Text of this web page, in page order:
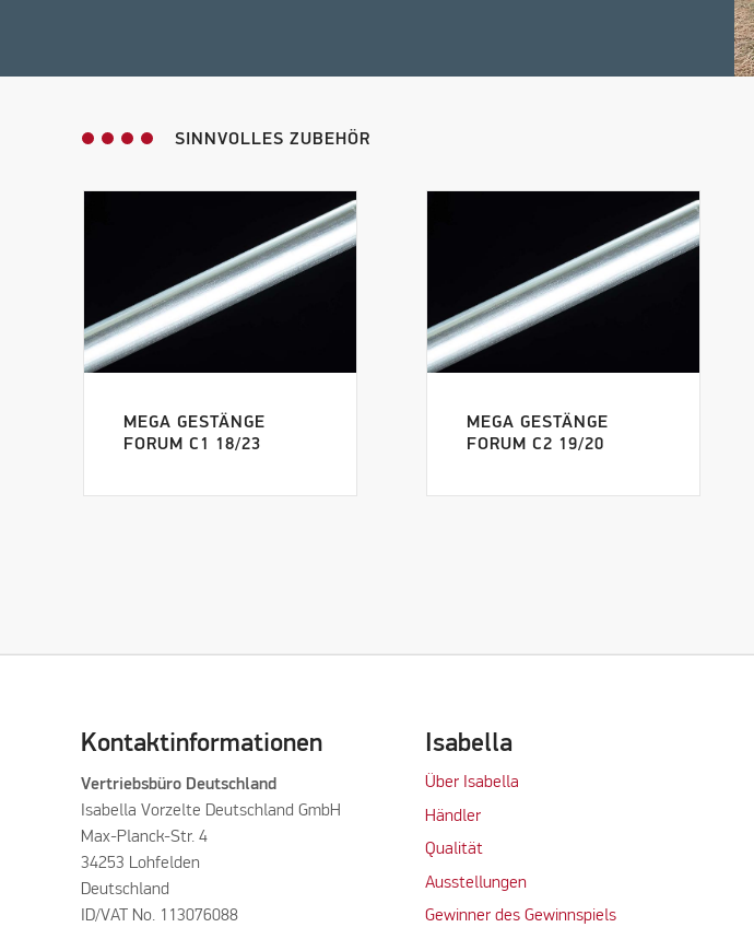
SINNVOLLES ZUBEHÖR
MEGA GESTÄNGE
FORUM C1 18/23
MEGA GESTÄNGE
FORUM C2 19/20
Kontaktinformationen
Vertriebsbüro Deutschland
Isabella Vorzelte Deutschland GmbH
Max-Planck-Str. 4
34253 Lohfelden
Deutschland
ID/VAT No. 113076088
Isabella
Über Isabella
Händler
Qualität
Ausstellungen
Gewinner des Gewinnspiels